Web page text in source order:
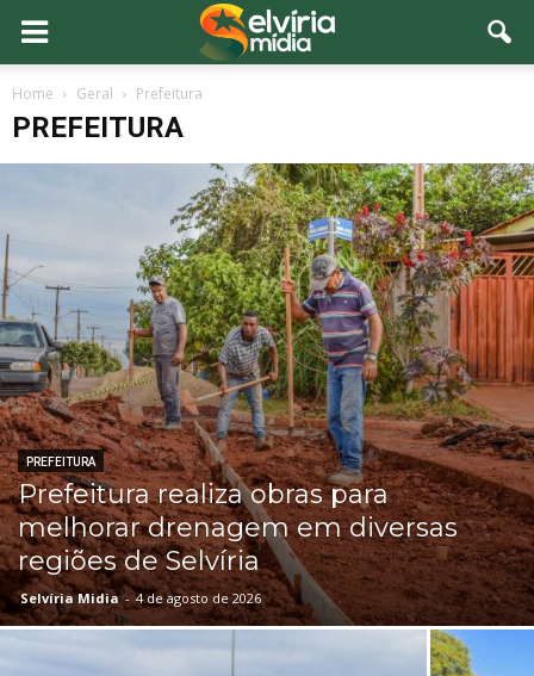
Home Geral Prefeitura
PREFEITURA
PREFEITURA
Prefeitura realiza obras para
melhorar drenagem em diversas
regiões de Selvíria
Selvíria Midia - 4 de agosto de 2026